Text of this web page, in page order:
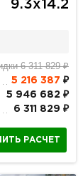
9.3х14.2
6 311 829 ₽
5 216 387 ₽
5 946 682 ₽
6 311 829 ₽
РАСЧЕТ